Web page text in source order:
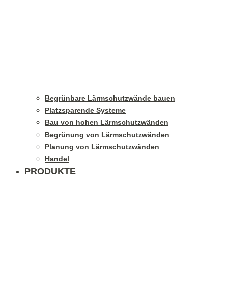
Begrünbare Lärmschutzwände bauen
Platzsparende Systeme
Bau von hohen Lärmschutzwänden
Begrünung von Lärmschutzwänden
Planung von Lärmschutzwänden
Handel
PRODUKTE